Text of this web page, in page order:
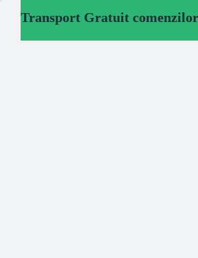
Transport Gratuit comenzilor